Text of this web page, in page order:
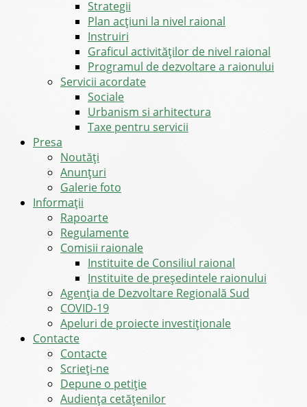
Strategii
Plan acțiuni la nivel raional
Instruiri
Graficul activităților de nivel raional
Programul de dezvoltare a raionului
Servicii acordate
Sociale
Urbanism si arhitectura
Taxe pentru servicii
Presa
Noutăţi
Anunţuri
Galerie foto
Informații
Rapoarte
Regulamente
Comisii raionale
Instituite de Consiliul raional
Instituite de președintele raionului
Agenția de Dezvoltare Regională Sud
COVID-19
Apeluri de proiecte investiționale
Contacte
Contacte
Scrieți-ne
Depune o petiție
Audiența cetățenilor